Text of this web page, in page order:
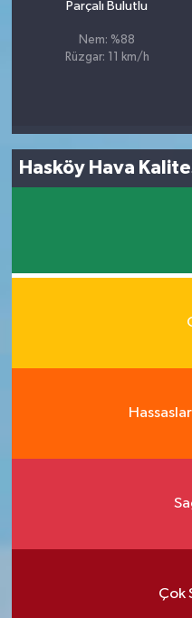
Parçalı Bulutlu
Nem: %88
Rüzgar: 11 km/h
Hasköy Hava
Çok